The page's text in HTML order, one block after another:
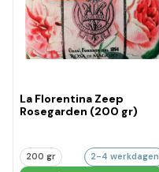
La Florentina Zeep
Rosegarden (200 gr)
200 gr 2-4 werkdagen